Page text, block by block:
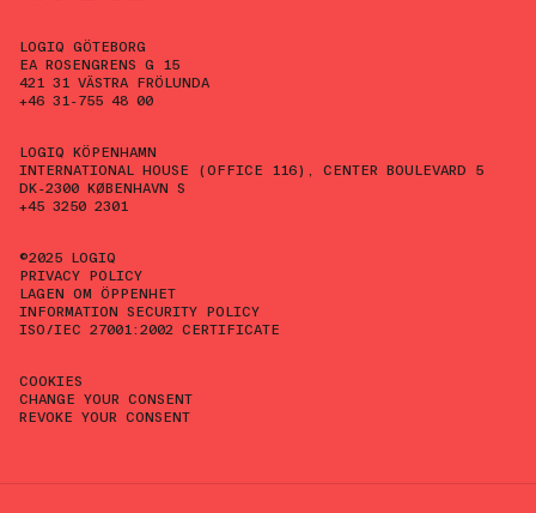
LOGIQ GÖTEBORG
EA ROSENGRENS G 15
421 31 VÄSTRA FRÖLUNDA
+46 31-755 48 00
LOGIQ KÖPENHAMN
INTERNATIONAL HOUSE (OFFICE 116), CENTER BOULEVARD 5
DK-2300 KØBENHAVN S
+45 3250 2301
©2025 LOGIQ
PRIVACY POLICY
LAGEN OM ÖPPENHET
INFORMATION SECURITY POLICY
ISO/IEC 27001:2002 CERTIFICATE
COOKIES
CHANGE YOUR CONSENT
REVOKE YOUR CONSENT